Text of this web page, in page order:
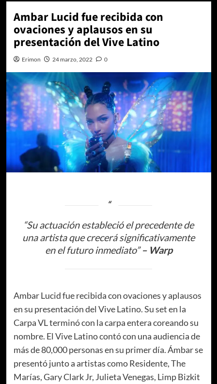
Ambar Lucid fue recibida con
ovaciones y aplausos en su
presentación del Vive Latino
Erimon 24 marzo, 2022 0
“Su actuación estableció el precedente de
una artista que crecerá significativamente
en el futuro inmediato” – Warp
Ambar Lucid fue recibida con ovaciones y aplausos
en su presentación del Vive Latino. Su set en la
Carpa VL terminó con la carpa entera coreando su
nombre. El Vive Latino contó con una audiencia de
más de 80,000 personas en su primer día. Ámbar se
presentó junto a artistas como Residente, The
Marías, Gary Clark Jr, Julieta Venegas, Limp Bizkit